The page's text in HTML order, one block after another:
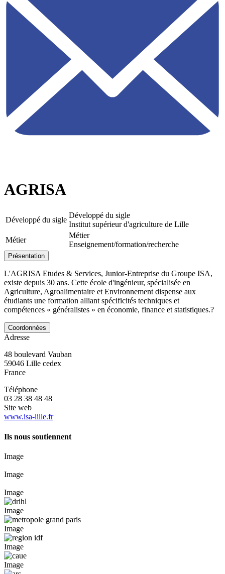
AGRISA
Développé du sigle
Développé du sigle
Institut supérieur d'agriculture de Lille
Métier
Métier
Enseignement/formation/recherche
Présentation
L'AGRISA Etudes & Services, Junior-Entreprise du Groupe ISA,
existe depuis 30 ans. Cette école d'ingénieur, spécialisée en
Agriculture, Agroalimentaire et Environnement dispense aux
étudiants une formation alliant spécificités techniques et
compétences « généralistes » en économie, finance et statistiques.?
Coordonnées
Adresse
48 boulevard Vauban
59046 Lille cedex
France
Téléphone
03 28 38 48 48
Site web
www.isa-lille.fr
Ils nous soutiennent
Image
Image
Image
Image
Image
Image
Image